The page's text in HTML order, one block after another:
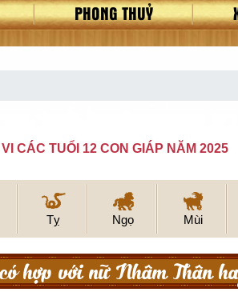
PHONG THUỶ
CÁC TUỔI 12 CON GIÁP NĂM 2025
Tỵ Ngọ Mùi
hợp với nữ Nhâm Thân